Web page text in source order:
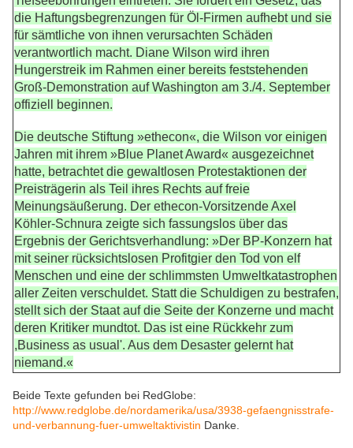
die Haftungsbegrenzungen für Öl-Firmen aufhebt und sie
für sämtliche von ihnen verursachten Schäden
verantwortlich macht. Diane Wilson wird ihren
Hungerstreik im Rahmen einer bereits feststehenden
Groß-Demonstration auf Washington am 3./4. September
offiziell beginnen.
Die deutsche Stiftung »ethecon«, die Wilson vor einigen
Jahren mit ihrem »Blue Planet Award« ausgezeichnet
hatte, betrachtet die gewaltlosen Protestaktionen der
Preisträgerin als Teil ihres Rechts auf freie
Meinungsäußerung. Der ethecon-Vorsitzende Axel
Köhler-Schnura zeigte sich fassungslos über das
Ergebnis der Gerichtsverhandlung: »Der BP-Konzern hat
mit seiner rücksichtslosen Profitgier den Tod von elf
Menschen und eine der schlimmsten Umweltkatastrophen
aller Zeiten verschuldet. Statt die Schuldigen zu bestrafen,
stellt sich der Staat auf die Seite der Konzerne und macht
deren Kritiker mundtot. Das ist eine Rückkehr zum
,Business as usual'. Aus dem Desaster gelernt hat
niemand.«
Beide Texte gefunden bei RedGlobe:
http://www.redglobe.de/nordamerika/usa/3938-gefaengnisstrafe-
und-verbannung-fuer-umweltaktivistin Danke.